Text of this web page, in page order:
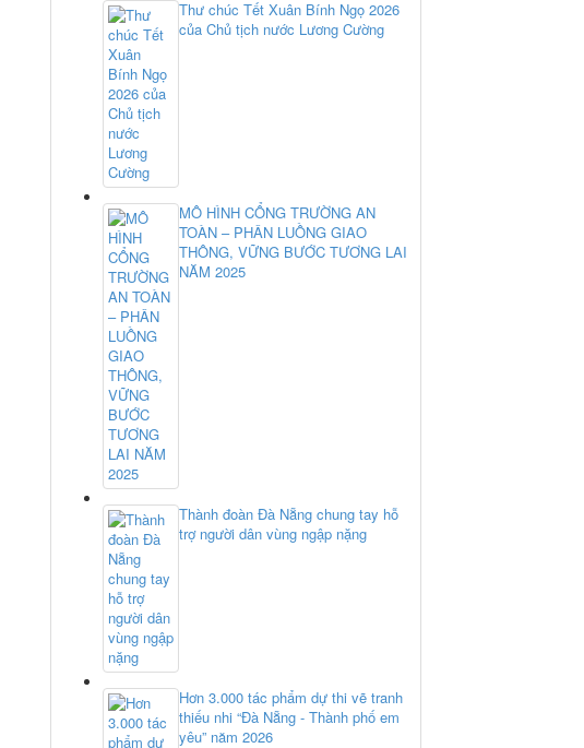
Thư chúc Tết Xuân Bính Ngọ 2026
của Chủ tịch nước Lương Cường
MÔ HÌNH CỔNG TRƯỜNG AN
TOÀN – PHÂN LUỒNG GIAO
THÔNG, VỮNG BƯỚC TƯƠNG LAI
NĂM 2025
Thành đoàn Đà Nẵng chung tay hỗ
trợ người dân vùng ngập nặng
Hơn 3.000 tác phẩm dự thi vẽ tranh
thiếu nhi “Đà Nẵng - Thành phố em
yêu” năm 2026